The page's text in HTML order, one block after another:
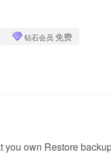
钻石会员 免费
own Restore